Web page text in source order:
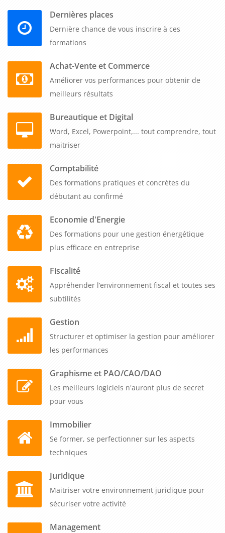
Un autre avantage de la formation sur l'évacuation sécurité
est de développer une culture de prévention au sein de
l'entreprise. Les employés sont sensibilisés aux
contribuer à éviter les situations d'urgence ou à en réduire
les conséquences. Ils apprennent à repérer les dangers
potentiels, à signaler les anomalies et à suivre les procédures
environnement de travail plus sûr et à réduire les risques
pour tous les acteurs de l'entreprise.
une importance cruciale pour les entreprises. Elle permet de
former les employés aux procédures d'évacuation spécifiques
à leur lieu de travail, aux gestes de premiers secours et aux
témoigne de l'engagement de l'entreprise envers la sécurité
de ses employés, renforce la confiance et crée un
environnement de travail plus sûr. La sécurité est l'affaire de
tous, et cette formation contribue à préparer les employés à
réagir de manière adéquate en cas d'urgence, sauver des vies
et minimiser les risques.
Dernières places
Dernière chance de vous inscrire à ces
formations
Achat-Vente et Commerce
Améliorer vos performances pour obtenir de
meilleurs résultats
Bureautique et Digital
Word, Excel, Powerpoint,... tout comprendre, tout
maitriser
Comptabilité
Des formations pratiques et concrètes du
débutant au confirmé
Economie d'Energie
Des formations pour une gestion énergétique
plus efficace en entreprise
Fiscalité
Appréhender l’environnement fiscal et toutes ses
subtilités
Gestion
Structurer et optimiser la gestion pour améliorer
les performances
Graphisme et PAO/CAO/DAO
Les meilleurs logiciels n'auront plus de secret
pour vous
Immobilier
Se former, se perfectionner sur les aspects
techniques
Juridique
Maitriser votre environnement juridique pour
sécuriser votre activité
Management